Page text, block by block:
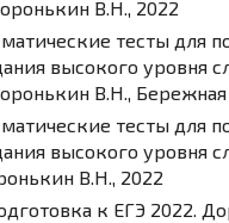
В.Н., 2022
тесты для
высокого уровня
В.Н., Бережная
тесты для
высокого уровня
В.Н., 2022
к ЕГЭ 2022.